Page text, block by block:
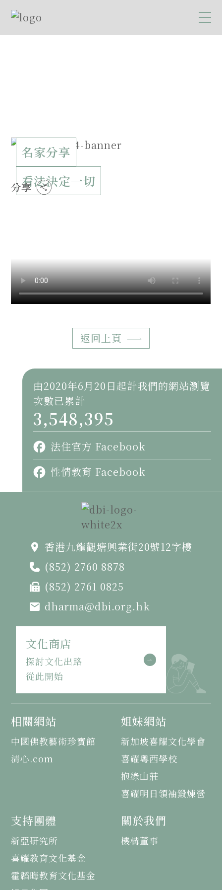
名家分享
看法決定一切
分享
返回上頁
由2020年6月20日起計我們的網站瀏覽
次數已累計
3,548,395
法住官方 Facebook
性情教育 Facebook
香港九龍觀塘興業街20號12字樓
(852) 2760 8878
(852) 2761 0825
dharma@dbi.org.hk
文化商店
探討文化出路
從此開始
相關網站
中國佛教藝術珍寶館
清心.com
姐妹網站
新加坡喜耀文化學會
喜耀粵西學校
抱綠山莊
喜耀明日領袖鍛煉營
支持團體
新亞研究所
喜耀教育文化基金
霍韜晦教育文化基金
關於我們
機構董事